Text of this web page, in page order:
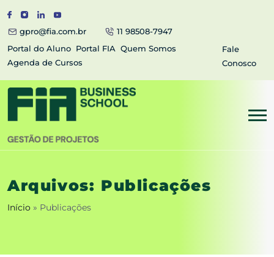
gpro@fia.com.br
11 98508-7947
Portal do Aluno Portal FIA Quem Somos
Agenda de Cursos
Fale
Conosco
Arquivos: Publicações
Início » Publicações